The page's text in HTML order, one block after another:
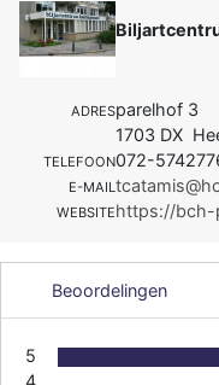
ADRESparelhof 3
1703 DX
TELEFOON072-
E-MAIL
WEBSITEhttps://bch-
Beoordelingen
5